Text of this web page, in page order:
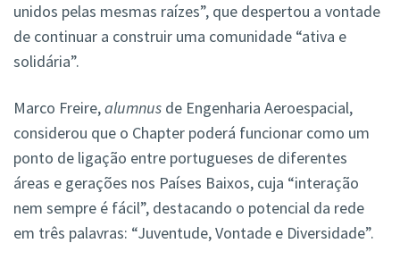
unidos pelas mesmas raízes”, que despertou a vontade
de continuar a construir uma comunidade “ativa e
solidária”.
Marco Freire,alumnus de Engenharia Aeroespacial,
considerou que o Chapter poderá funcionar como um
ponto de ligação entre portugueses de diferentes
áreas e gerações nos Países Baixos, cuja “interação
nem sempre é fácil”, destacando o potencial da rede
em três palavras: “Juventude, Vontade e Diversidade”.